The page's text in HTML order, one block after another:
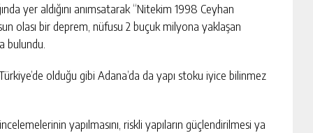
yer aldığını anımsatarak “Nitekim 1998 Ceyhan
olası bir deprem, nüfusu 2 buçuk milyona yaklaşan
bulundu.
olduğu gibi Adana’da da yapı stoku iyice bilinmez
yapılmasını, riskli yapıların güçlendirilmesi ya